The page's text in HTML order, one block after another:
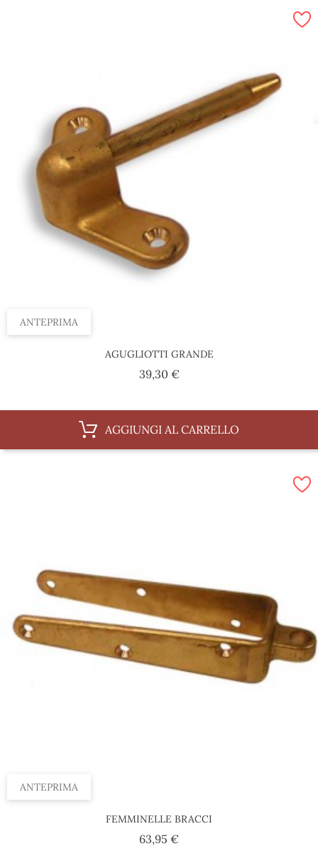
ANTEPRIMA
AGUGLIOTTI GRANDE
39,30 €Prezzo
AGGIUNGI AL CARRELLO
ANTEPRIMA
FEMMINELLE BRACCI
63,95 €Prezzo